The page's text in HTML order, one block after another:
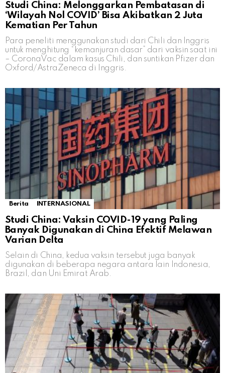
Studi China: Melonggarkan Pembatasan di
‘Wilayah Nol COVID’ Bisa Akibatkan 2 Juta
Kematian Per Tahun
Para peneliti menggunakan studi dari Chili dan Inggris
untuk menghitung “kemanjuran dasar” dari vaksin saat ini
– CoronaVac dalam kasus Chili, dan suntikan Pfizer dan
Oxford/AstraZeneca di Inggris.
Berita INTERNASIONAL
Studi China: Vaksin COVID-19 yang Paling
Banyak Digunakan di China Efektif Melawan
Varian Delta
Selain di China, kedua vaksin tersebut juga banyak
digunakan di beberapa negara antara lain Indonesia,
Brazil, dan Uni Emirat Arab.